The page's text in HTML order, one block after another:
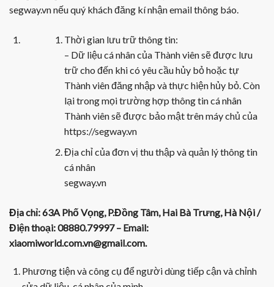
segway.vn nếu quý khách đăng kí nhận email thông báo.
Thời gian lưu trữ thông tin:
– Dữ liệu cá nhân của Thành viên sẽ được lưu
trữ cho đến khi có yêu cầu hủy bỏ hoặc tự
Thành viên đăng nhập và thực hiện hủy bỏ. Còn
lại trong mọi trường hợp thông tin cá nhân
Thành viên sẽ được bảo mật trên máy chủ của
https://segway.vn
Địa chỉ của đơn vị thu thập và quản lý thông tin
cá nhân
segway.vn
Địa chỉ: 63A Phố Vọng, P.Đồng Tâm, Hai Bà Trưng, Hà Nội /
Điện thoại:08880.79997– Email:
xiaomiworld.com.vn@gmail.com.
Phương tiện và công cụ để người dùng tiếp cận và chỉnh